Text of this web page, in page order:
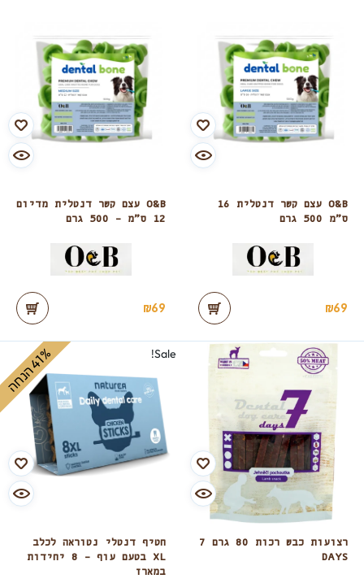
O&B עצם קשר דנטלית 16
ס”מ 500 גרם
₪69
O&B עצם קשר דנטלית מדיום
12 ס”מ – 500 גרם
₪69
רצועות כבש רכות 80 גרם 7
DAYS
Sale!
חטיף דנטלי נטוראה לכלב
XL בטעם עוף – 8 יחידות
במארז
4
1
%
ה
נ
ח
ה